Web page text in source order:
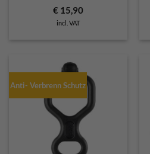
€ 15,90
incl. VAT
Anti- Verbrenn Schutz